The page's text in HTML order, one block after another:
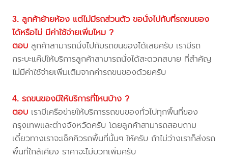
3. ลูกค้าย้ายห้อง แต่ไม่มีรถส่วนตัว ขอนั่งไปกับที่รถขนของ
ได้หรือไม่ มีค่าใช้จ่ายเพิ่มไหม ?
ตอบ ลูกค้าสามารถนั่งไปกับรถขนของได้เลยครับ เรามีรถ
กระบะแค๊ปให้บริการลูกค้าสามารถนั่งได้สะดวกสบาย ที่สำคัญ
ไม่มีค่าใช้จ่ายเพิ่มเติมจากค่ารถขนของด้วยครับ
4. รถขนของมีให้บริการที่ไหนบ้าง ?
ตอบ เรามีเครือข่ายให้บริการรถขนของทั่วไปทุกพื้นที่ของ
กรุงเทพและต่างจังหวัดครับ โดยลูกค้าสามารถสอบถาม
เดี๋ยวทางเราจะเช็คคิวรถพื้นที่นั้นๆ ให้ครับ ถ้าไม่ว่างเราก็ส่งรถ
พื้นที่ใกล้เคียง ราคาจะไม่บวกเพิ่มครับ